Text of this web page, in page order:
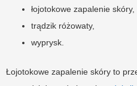
łojotokowe zapalenie skóry,
trądzik różowaty,
wyprysk.
Łojotokowe zapalenie skóry to